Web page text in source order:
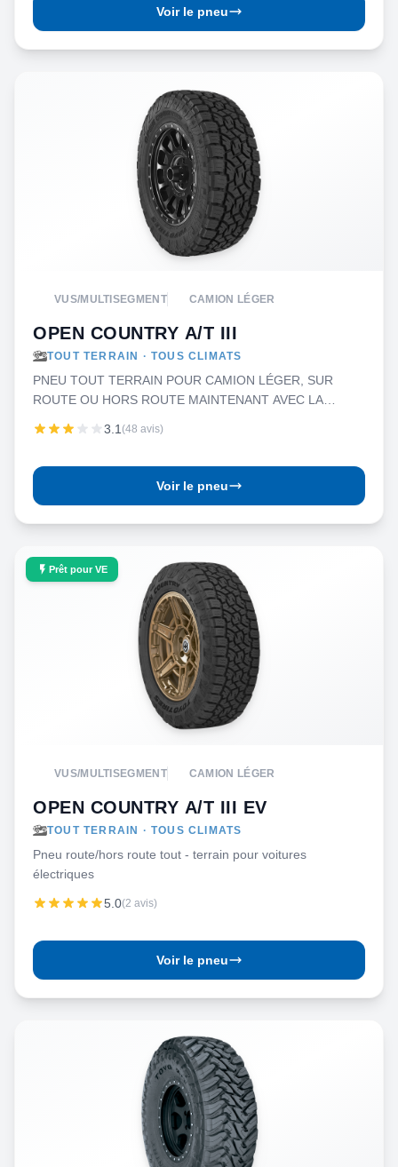
Voir le pneu
VUS/MULTISEGMENT CAMION LÉGER
OPEN COUNTRY A/T III
TOUT TERRAIN · TOUS CLIMATS
PNEU TOUT TERRAIN POUR CAMION LÉGER, SUR
ROUTE OU HORS ROUTE MAINTENANT AVEC LA
3.1 (48 avis)
Voir le pneu
Prêt pour VE
VUS/MULTISEGMENT CAMION LÉGER
OPEN COUNTRY A/T III EV
TOUT TERRAIN · TOUS CLIMATS
Pneu route/hors route tout - terrain pour voitures
électriques
5.0(2 avis)
Voir le pneu